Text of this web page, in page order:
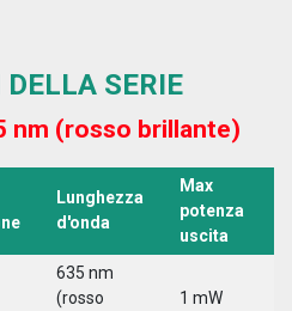
SERIE
nm (rosso brillante)
Lunghezza
d'onda
Max
potenza
uscita
635 nm
(rosso
1 mW